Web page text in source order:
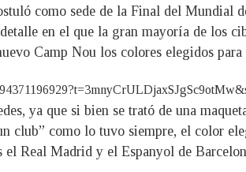
como sede de la Final del Mundial
en el que la gran mayoría de los
Camp Nou los colores elegidos
ya que si bien se trató de una
club” como lo tuvo siempre, el color
Real Madrid y el Espanyol de